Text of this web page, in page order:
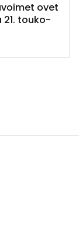
ovet
21. tou­ko­